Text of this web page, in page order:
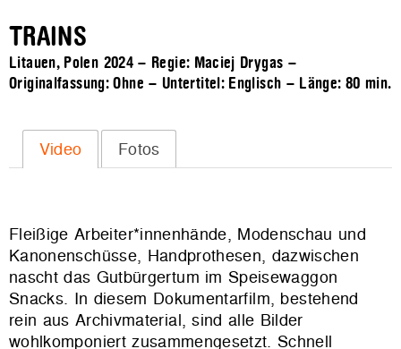
TRAINS
Litauen, Polen 2024 – Regie: Maciej Drygas –
Originalfassung: Ohne – Untertitel: Englisch – Länge: 80 min.
Video Fotos
Fleißige Arbeiter*innenhände, Modenschau und
Kanonenschüsse, Handprothesen, dazwischen
nascht das Gutbürgertum im Speisewaggon
Snacks. In diesem Dokumentarfilm, bestehend
rein aus Archivmaterial, sind alle Bilder
wohlkomponiert zusammengesetzt. Schnell